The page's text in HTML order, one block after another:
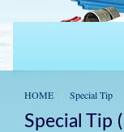
HOME Special Tip
Special Tip